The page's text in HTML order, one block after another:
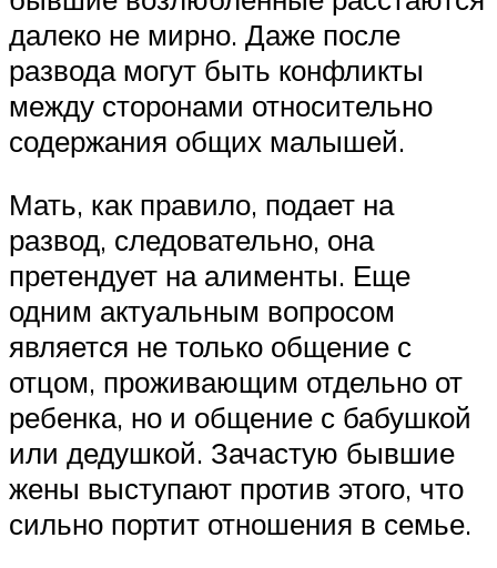
далеко не мирно. Даже после
развода могут быть конфликты
между сторонами относительно
содержания общих малышей.
Мать, как правило, подает на
развод, следовательно, она
претендует на алименты. Еще
одним актуальным вопросом
является не только общение с
отцом, проживающим отдельно от
ребенка, но и общение с бабушкой
или дедушкой. Зачастую бывшие
жены выступают против этого, что
сильно портит отношения в семье.